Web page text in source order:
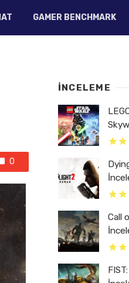
GAMER BENCHMARK
0
İNCELEME
Call